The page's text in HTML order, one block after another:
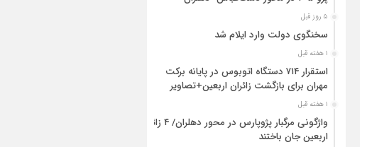
۵ روز قبل
سخنگوی دولت وارد ایلام شد
۱ هفته قبل
استقرار ۷۱۴ دستگاه اتوبوس در پایانه برکت
مهران برای بازگشت زائران اربعین+تصاویر
۱ هفته قبل
واژگونی مرگبار پژوپارس در محور دهلران/ ۴ زائر
اربعین جان باختند